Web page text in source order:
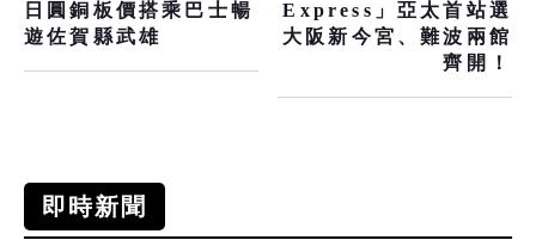
日圓銅板價搭乘巴士暢
遊佐賀縣武雄
Express」亞太首站選
大阪新今宮、難波兩館
齊開！
即時新聞